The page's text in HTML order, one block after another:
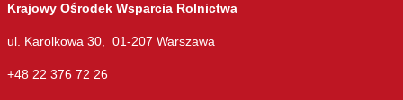
Krajowy Ośrodek Wsparcia Rolnictwa
ul. Karolkowa 30, 01-207 Warszawa
+48 22 376 72 26